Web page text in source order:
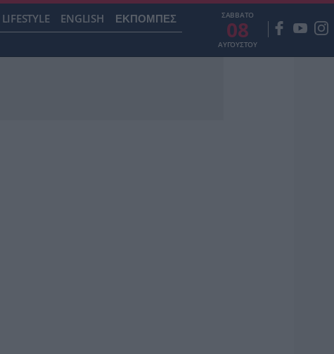
LIFESTYLE ENGLISH ΕΚΠΟΜΠΕΣ ΣΑΒΒΑΤΟ
08
ΑΥΓΟΥΣΤΟΥ